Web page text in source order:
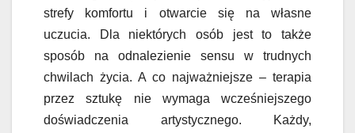
strefy komfortu i otwarcie się na własne
uczucia. Dla niektórych osób jest to także
sposób na odnalezienie sensu w trudnych
chwilach życia. A co najważniejsze – terapia
przez sztukę nie wymaga wcześniejszego
doświadczenia artystycznego. Każdy,